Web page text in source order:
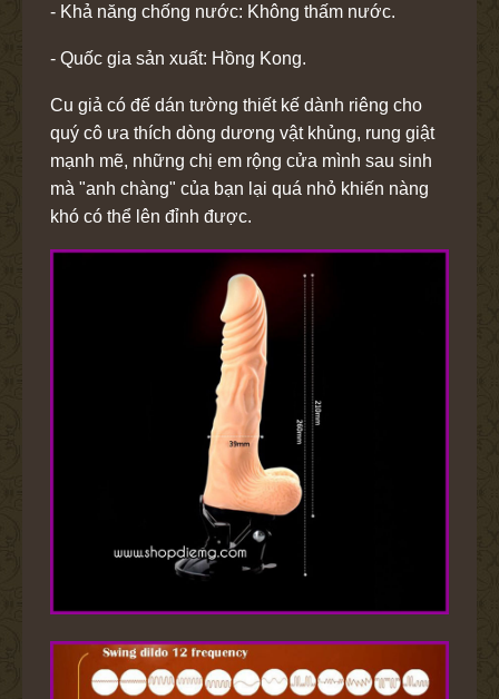
- Khả năng chống nước: Không thấm nước.
- Quốc gia sản xuất: Hồng Kong.
Cu giả có đế dán tường thiết kế dành riêng cho
quý cô ưa thích dòng dương vật khủng, rung giật
mạnh mẽ, những chị em rộng cửa mình sau sinh
mà "anh chàng" của bạn lại quá nhỏ khiến nàng
khó có thể lên đỉnh được.